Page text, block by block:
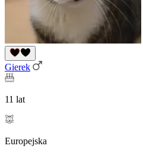
Gierek
11 lat
Europejska